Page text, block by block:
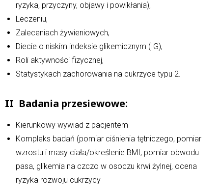
ryzyka, przyczyny, objawy i powikłania),
Leczeniu,
Zaleceniach żywieniowych,
Diecie o niskim indeksie glikemicznym (IG),
Roli aktywności fizycznej,
Statystykach zachorowania na cukrzyce typu 2.
II Badania przesiewowe:
Kierunkowy wywiad z pacjentem
Kompleks badań (pomiar ciśnienia tętniczego, pomiar
wzrostu i masy ciała/określenie BMI, pomiar obwodu
pasa, glikemia na czczo w osoczu krwi żylnej, ocena
ryzyka rozwoju cukrzycy